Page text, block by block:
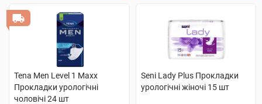
Tena Men Level 1 Maxx
Прокладки урологічні
чоловічі 24 шт
Seni Lady Plus Прокладки
урологічні жіночі 15 шт